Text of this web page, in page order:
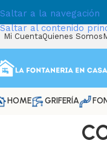
Saltar a la navegación
Saltar al contenido
Mi CuentaQuienes Somos
HOME GRIFERÍA